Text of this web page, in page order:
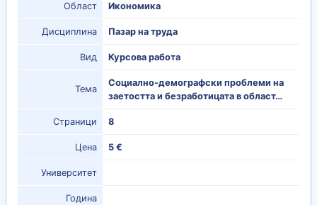
Област Икономика
Дисциплина Пазар на труда
Вид Курсова работа
Тема
Социално-демографски проблеми на
заетостта и безработицата в област…
Страници 8
Цена 5 €
Университет
Година